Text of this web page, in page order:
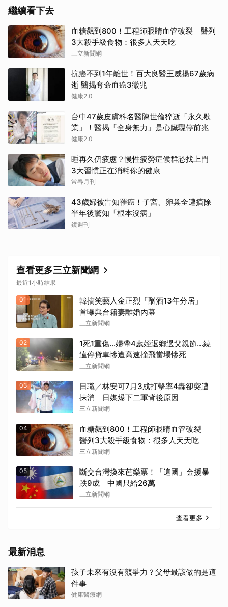
繼續看下去
血糖飆到800！工程師眼睛血管破裂 醫列
3大殺手級食物：很多人天天吃
三立新聞網
抗癌不到1年離世！百大良醫王威揚67歲病
逝 醫揭奪命血癌3徵兆
健康2.0
台中47歲皮膚科名醫陳世倫猝逝「永久歇
業」！醫揭「全身無力」是心臟驟停前兆
健康2.0
睡再久仍疲憊？慢性疲勞症候群恐找上門
3大習慣正在消耗你的健康
常春月刊
43歲婦被告知罹癌！子宮、卵巢全遭摘除
半年後驚知「根本沒病」
鏡週刊
查看更多三立新聞網
最近1小時結果
01
韓搞笑藝人金正烈「酗酒13年分居」
首曝與台籍妻離婚內幕
三立新聞網
02
1死1重傷…婦帶4歲姪返鄉過父親節…繞
違停貨車慘遭高速撞飛當場慘死
三立新聞網
03
日職／林安可7月3成打擊率4轟卻突遭
抹消 日媒爆下二軍背後原因
三立新聞網
04
血糖飆到800！工程師眼睛血管破裂
醫列3大殺手級食物：很多人天天吃
三立新聞網
05
斷交台灣換來芭樂票！「這國」金援暴
跌9成 中國只給26萬
三立新聞網
查看更多
最新消息
孩子未來有沒有競爭力？父母最該做的是這
件事
健康醫療網